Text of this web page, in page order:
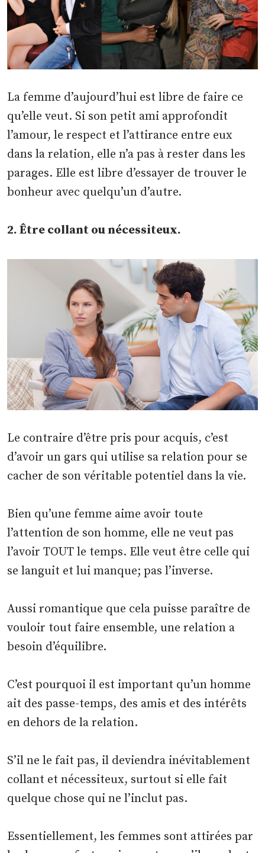
La femme d’aujourd’hui est libre de faire ce
qu’elle veut. Si son petit ami approfondit
l’amour, le respect et l’attirance entre eux
dans la relation, elle n’a pas à rester dans les
parages. Elle est libre d’essayer de trouver le
bonheur avec quelqu’un d’autre.
2. Être collant ou nécessiteux.
Le contraire d’être pris pour acquis, c’est
d’avoir un gars qui utilise sa relation pour se
cacher de son véritable potentiel dans la vie.
Bien qu’une femme aime avoir toute
l’attention de son homme, elle ne veut pas
l’avoir TOUT le temps. Elle veut être celle qui
se languit et lui manque; pas l’inverse.
Aussi romantique que cela puisse paraître de
vouloir tout faire ensemble, une relation a
besoin d’équilibre.
C’est pourquoi il est important qu’un homme
ait des passe-temps, des amis et des intérêts
en dehors de la relation.
S’il ne le fait pas, il deviendra inévitablement
collant et nécessiteux, surtout si elle fait
quelque chose qui ne l’inclut pas.
Essentiellement, les femmes sont attirées par